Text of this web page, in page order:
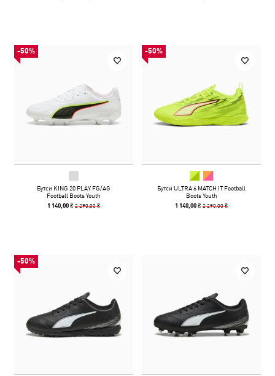
-50%
Бутси KING 20 PLAY FG/AG
Football Boots Youth
1 140,00 ₴2 290,00 ₴
-50%
Бутси ULTRA 6 MATCH IT Football
Boots Youth
1 140,00 ₴2 290,00 ₴
-50%